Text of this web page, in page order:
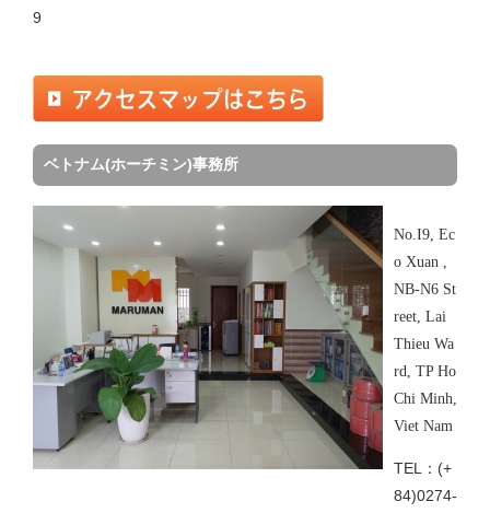
9
ベトナム(ホーチミン)事務所
No.I9, Ec
o Xuan ,
NB-N6 St
reet, Lai
Thieu Wa
rd, TP Ho
Chi Minh,
Viet Nam
TEL：(+
84)0274-